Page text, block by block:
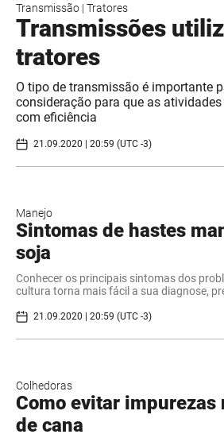
Transmissão | Tratores
Transmissões
tratores
O tipo de transmissão é importante
consideração para que as
com eficiência
21.09.2020 | 20:59 (UTC -3)
Manejo
Sintomas de hastes
soja
Conhecer os principais sintomas dos
cultura torna mais fácil a sua diagnose,
21.09.2020 | 20:59 (UTC -3)
Colhedoras
Como evitar impurezas
de cana